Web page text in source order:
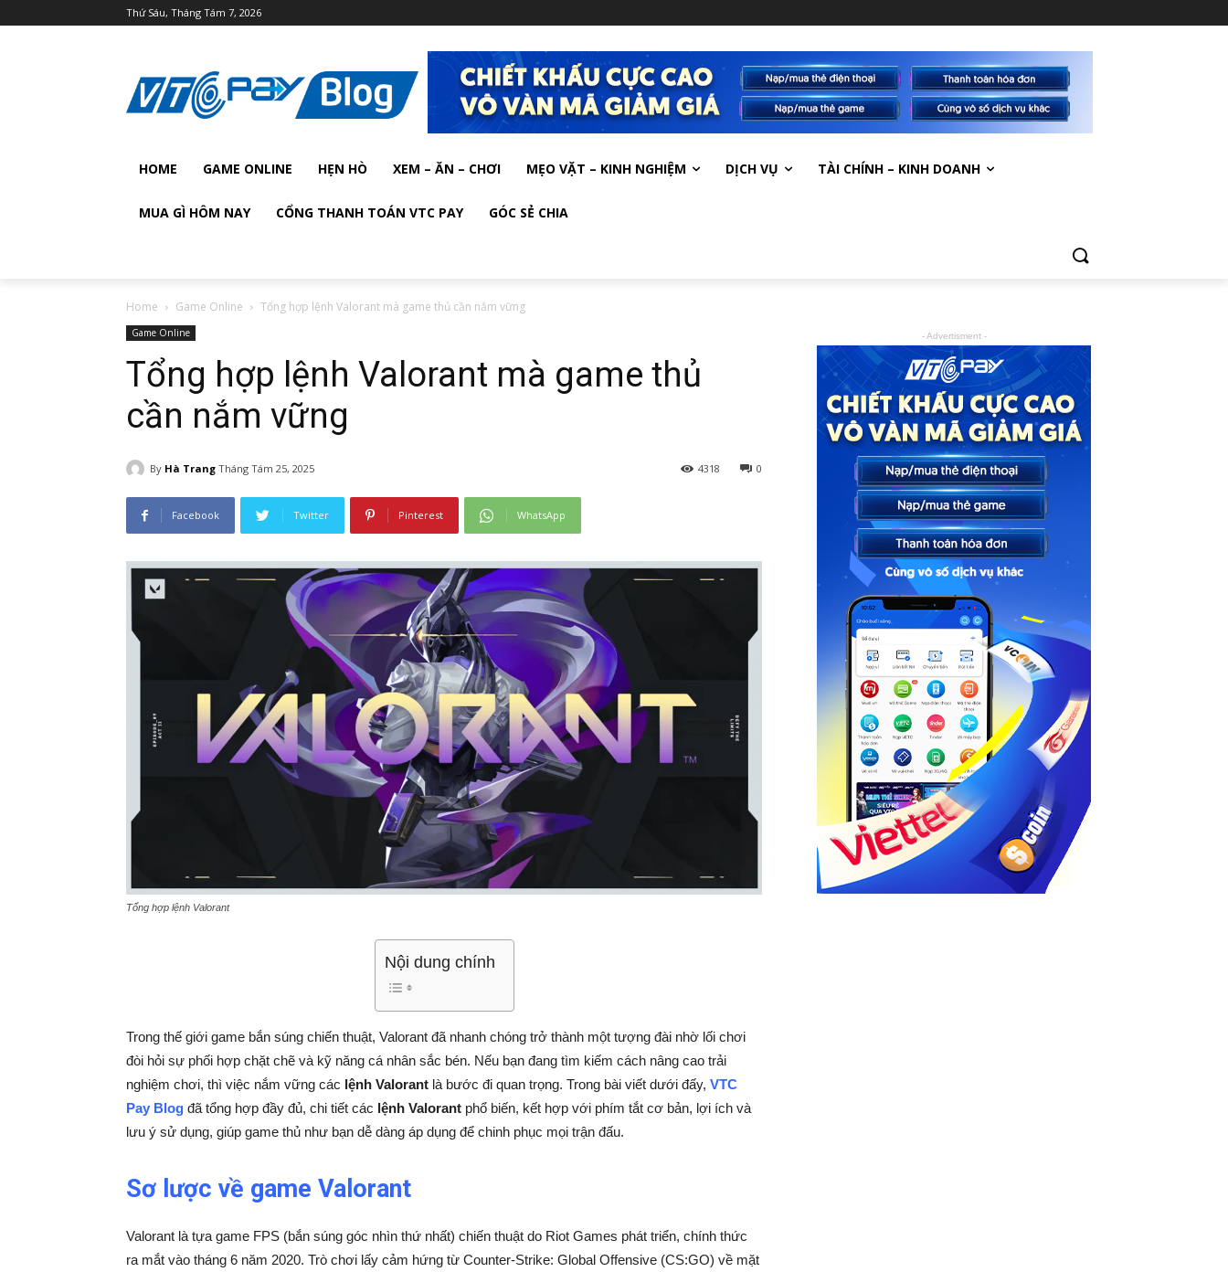
Thứ Sáu, Tháng Tám 7, 2026
HOME GAME ONLINE HẸN HÒ XEM – ĂN – CHƠI MẸO VẶT – KINH NGHIỆM DỊCH VỤ TÀI CHÍNH – KINH DOANH
MUA GÌ HÔM NAY CỔNG THANH TOÁN VTC PAY GÓC SẺ CHIA
Home Game Online Tổng hợp lệnh Valorant mà game thủ cần nắm vững
Game Online
Tổng hợp lệnh Valorant mà game thủ
cần nắm vững
By Hà Trang Tháng Tám 25, 2025 0
4318
Facebook Twitter Pinterest WhatsApp
Tổng hợp lệnh Valorant
Nội dung chính
Trong thế giới game bắn súng chiến thuật, Valorant đã nhanh chóng trở thành một tượng đài nhờ lối chơi
đòi hỏi sự phối hợp chặt chẽ và kỹ năng cá nhân sắc bén. Nếu bạn đang tìm kiếm cách nâng cao trải
nghiệm chơi, thì việc nắm vững các lệnh Valorant là bước đi quan trọng. Trong bài viết dưới đấy, VTC
Pay Blog đã tổng hợp đầy đủ, chi tiết các lệnh Valorant phổ biến, kết hợp với phím tắt cơ bản, lợi ích và
lưu ý sử dụng, giúp game thủ như bạn dễ dàng áp dụng để chinh phục mọi trận đấu.
Sơ lược về game Valorant
Valorant là tựa game FPS (bắn súng góc nhìn thứ nhất) chiến thuật do Riot Games phát triển, chính thức
ra mắt vào tháng 6 năm 2020. Trò chơi lấy cảm hứng từ Counter-Strike: Global Offensive (CS:GO) về mặt
- Advertisment -